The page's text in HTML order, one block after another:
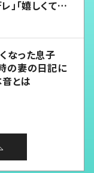
」「嬉しくて可
なった息子
の妻の日記に
とは